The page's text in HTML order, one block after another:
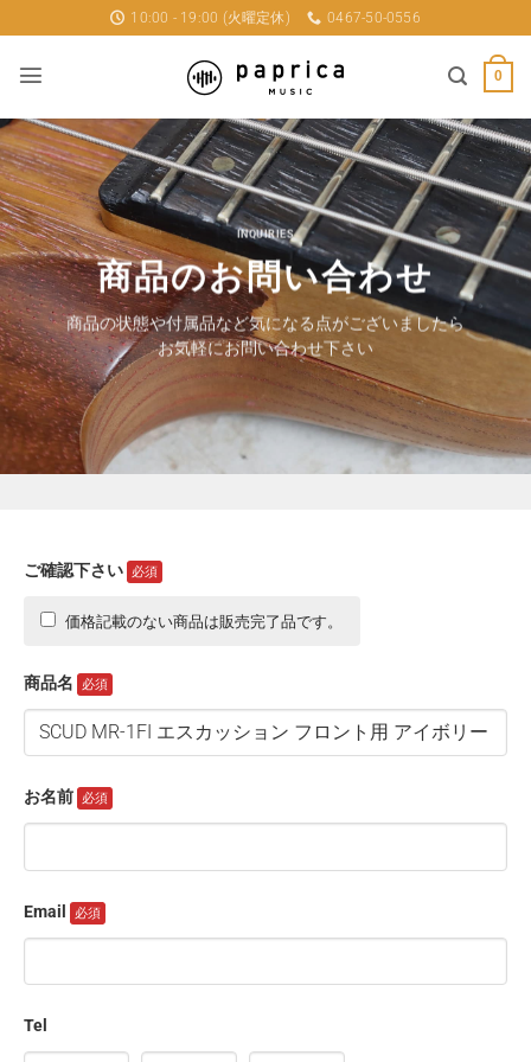
to
content
10:00 - 19:00 (火曜定休) 0467-50-0556
0
INQUIRIES
商品のお問い合わせ
商品の状態や付属品など気になる点がございましたら
お気軽にお問い合わせ下さい
ご確認下さい
価格記載のない商品は販売完了品です。
商品名
お名前
Email
Tel